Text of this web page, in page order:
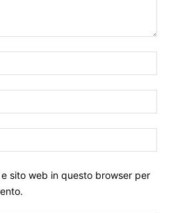
sito web in questo browser per